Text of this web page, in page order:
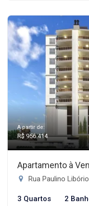
A partir de:
R$ 956.414
Apartamento à
Rua Paulino
3 Quartos 2